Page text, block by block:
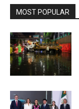
MOST POPULAR